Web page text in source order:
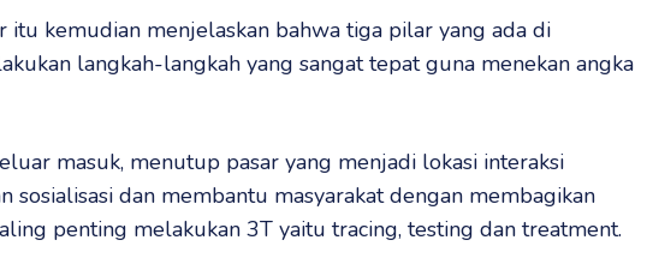
itu kemudian menjelaskan bahwa tiga pilar yang ada di
langkah-langkah yang sangat tepat guna menekan angka
masuk, menutup pasar yang menjadi lokasi interaksi
sosialisasi dan membantu masyarakat dengan membagikan
penting melakukan 3T yaitu tracing, testing dan treatment.